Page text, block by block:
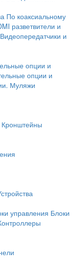
По коаксиальному
разветвители и
Видеопередатчики и
опции и
опции и
Муляжи
Кронштейны
управления Блоки